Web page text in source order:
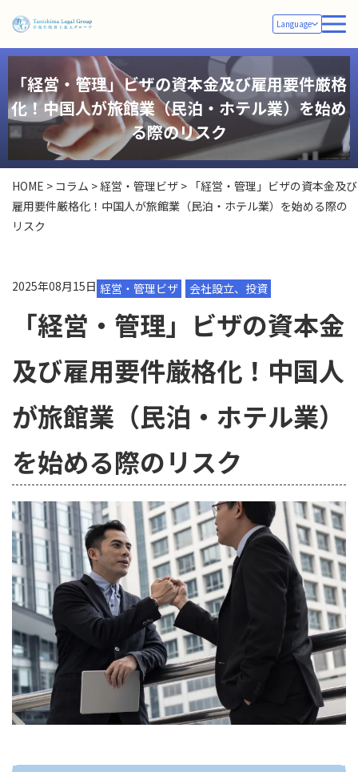
Language
「経営・管理」ビザの資本金及び雇用要件厳格
化！中国人が旅館業（民泊・ホテル業）を始め
る際のリスク
HOME > コラム >経営・管理ビザ > 「経営・管理」ビザの資本金及び
雇用要件厳格化！中国人が旅館業（民泊・ホテル業）を始める際の
リスク
2025年08月15日 経営・管理ビザ 会社設立、投資
「経営・管理」ビザの資本金
及び雇用要件厳格化！中国人
が旅館業（民泊・ホテル業）
を始める際のリスク